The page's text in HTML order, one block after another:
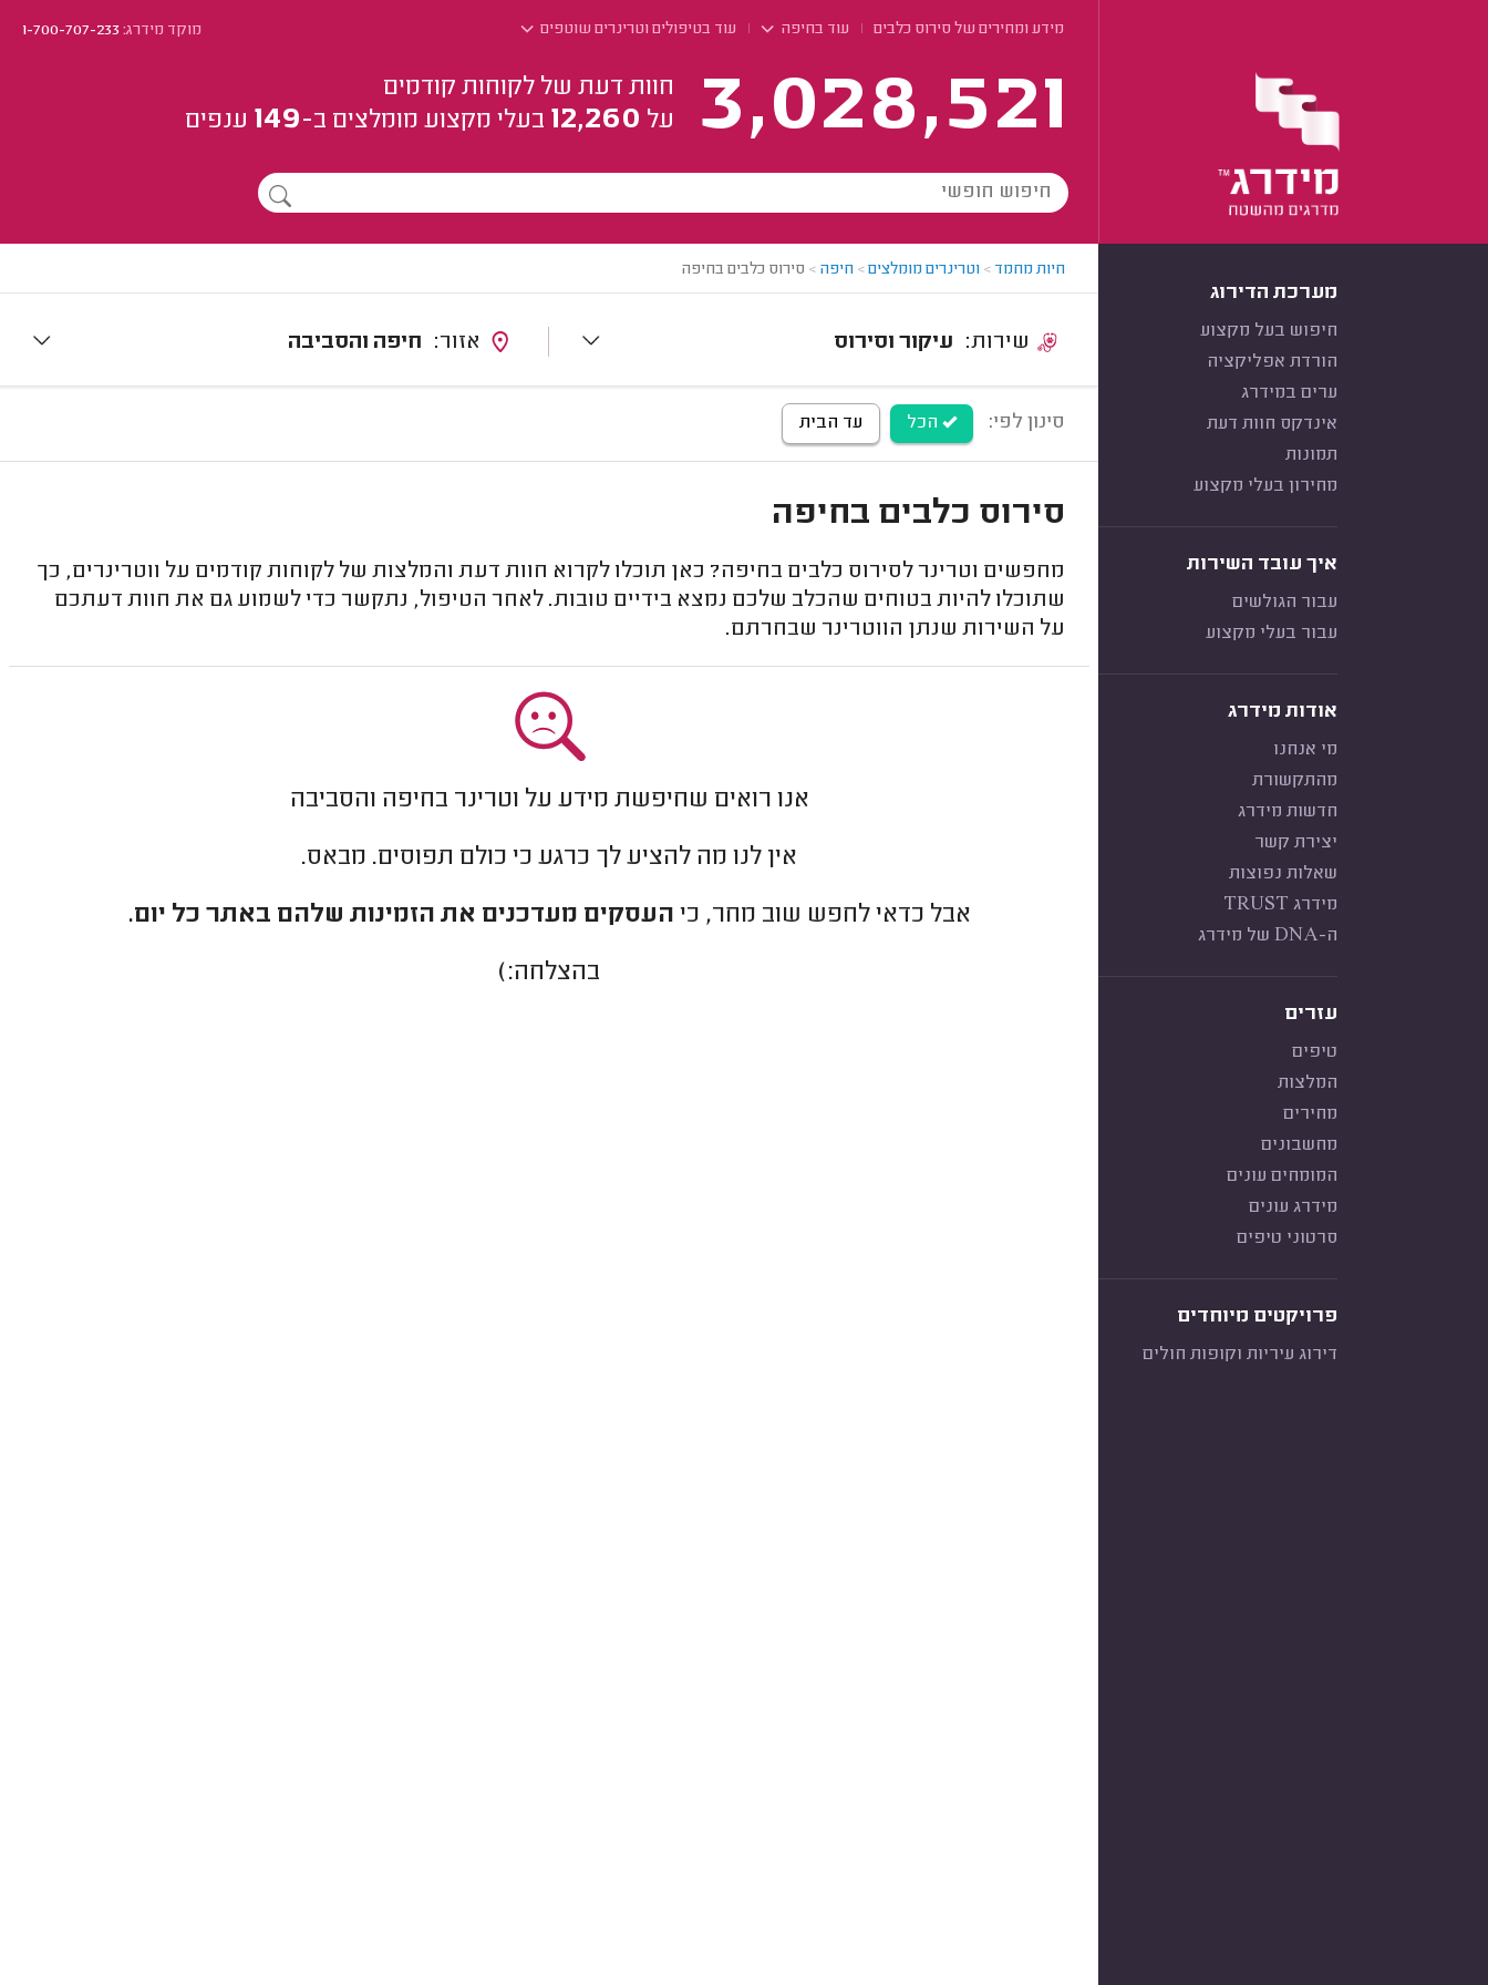
מידע ומחירים של סירוס כלבים עוד בחיפה עוד בטיפולים וטרינרים שוטפים מוקד מידרג:1-700-707-233
3,028,521
חוות דעת של לקוחות קודמים
על 12,260 בעלי מקצוע מומלצים ב-149 ענפים
מערכת הדירוג
חיפוש בעל מקצוע
הורדת אפליקציה
ערים במידרג
אינדקס חוות דעת
תמונות
מחירון בעלי מקצוע
איך עובד השירות
עבור הגולשים
עבור בעלי מקצוע
אודות מידרג
מי אנחנו
מהתקשורת
חדשות מידרג
יצירת קשר
שאלות נפוצות
מידרג TRUST
ה-DNA של מידרג
עזרים
טיפים
המלצות
מחירים
מחשבונים
המומחים עונים
מידרג עונים
סרטוני טיפים
פרויקטים מיוחדים
דירוג עיריות וקופות חולים
חיות מחמד > וטרינרים מומלצים> חיפה > סירוס כלבים בחיפה
עיקור וסירוס חיפה והסביבה
סינון לפי: הכל עד הבית
סירוס כלבים בחיפה
מחפשים וטרינר לסירוס כלבים בחיפה? כאן תוכלו לקרוא חוות דעת והמלצות של לקוחות קודמים על ווטרינרים, כך
שתוכלו להיות בטוחים שהכלב שלכם נמצא בידיים טובות. לאחר הטיפול, נתקשר כדי לשמוע גם את חוות דעתכם
על השירות שנתן הווטרינר שבחרתם.
אנו רואים שחיפשת מידע על וטרינר בחיפה והסביבה
אין לנו מה להציע לך כרגע כי כולם תפוסים. מבאס.
אבל כדאי לחפש שוב מחר, כי העסקים מעדכנים את הזמינות שלהם באתר כל יום.
בהצלחה:)